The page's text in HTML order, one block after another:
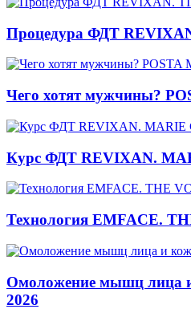
Процедура ФДТ
Чего хотят мужчины?
Курс ФДТ REVIXAN.
Технология EMFACE.
Омоложение мышц лица
2026